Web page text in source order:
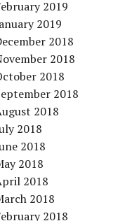
2019
2019
2018
2018
2018
2018
2018
2018
2018
2018
2018
2018
2018